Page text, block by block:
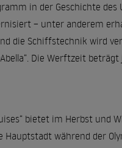
in der Geschichte
– unter anderem
die Schiffstechnik wird
Die Werftzeit
bietet im Herbst und
während der